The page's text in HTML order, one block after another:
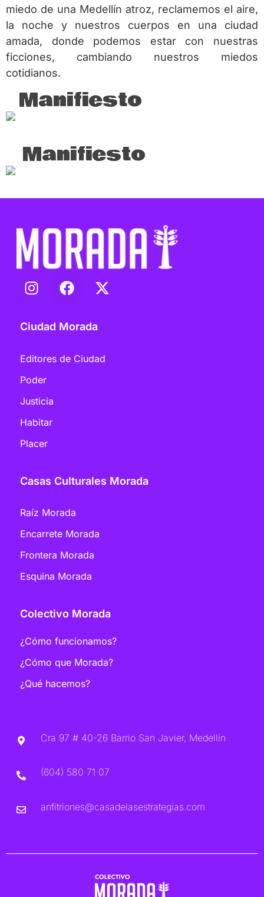
miedo de una Medellín atroz, reclamemos el aire,
la noche y nuestros cuerpos en una ciudad
amada, donde podemos estar con nuestras
ficciones, cambiando nuestros miedos
cotidianos.
Manifiesto
Manifiesto
Ciudad Morada
Editores de Ciudad
Poder
Justicia
Habitar
Placer
Casas Culturales Morada
Raíz Morada
Encarrete Morada
Frontera Morada
Esquina Morada
Colectivo Morada
¿Cómo funcionamos?
¿Cómo que Morada?
¿Qué hacemos?
Cra 97 # 40-26 Barrio San Javier, Medellín
(604) 580 71 07
anfitriones@casadelasestrategias.com